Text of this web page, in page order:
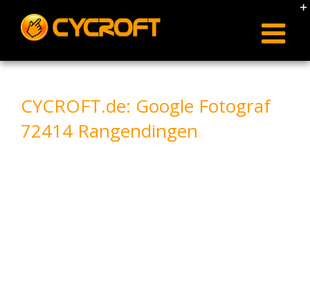
content
CYCROFT.de: Google Fotograf
72414 Rangendingen